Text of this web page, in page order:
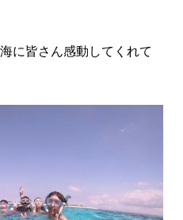
に皆さん感動してくれて